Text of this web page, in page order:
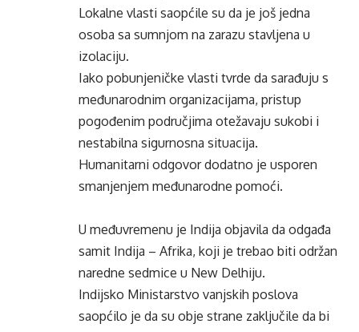
Lokalne vlasti saopćile su da je još jedna
osoba sa sumnjom na zarazu stavljena u
izolaciju.
Iako pobunjeničke vlasti tvrde da sarađuju s
međunarodnim organizacijama, pristup
pogođenim područjima otežavaju sukobi i
nestabilna sigurnosna situacija.
Humanitarni odgovor dodatno je usporen
smanjenjem međunarodne pomoći.
U međuvremenu je Indija objavila da odgađa
samit Indija – Afrika, koji je trebao biti održan
naredne sedmice u New Delhiju.
Indijsko Ministarstvo vanjskih poslova
saopćilo je da su obje strane zaključile da bi